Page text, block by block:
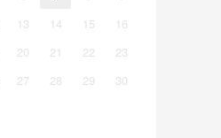
13 14 15
16
20 21 22
23
27 28 29
30